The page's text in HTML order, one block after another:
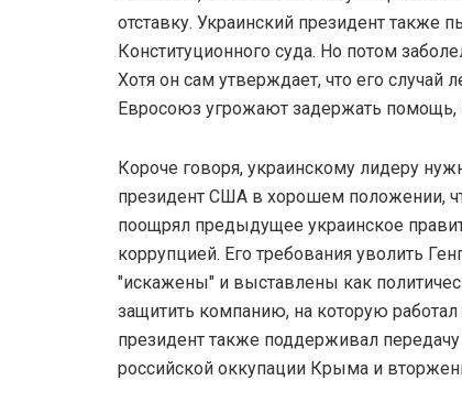
отставку. Украинский президент также
Конституционного суда. Но потом
Хотя он сам утверждает, что его
Евросоюз угрожают задержать помощь,
Короче говоря, украинскому лидеру
президент США в хорошем положении,
поощрял предыдущее украинское
коррупцией. Его требования уволить
"искажены" и выставлены как
защитить компанию, на которую
президент также поддерживал
российской оккупации Крыма и